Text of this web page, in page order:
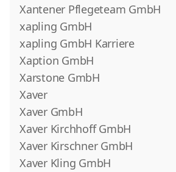
Xantener Pflegeteam GmbH
xapling GmbH
xapling GmbH Karriere
Xaption GmbH
Xarstone GmbH
Xaver
Xaver GmbH
Xaver Kirchhoff GmbH
Xaver Kirschner GmbH
Xaver Kling GmbH